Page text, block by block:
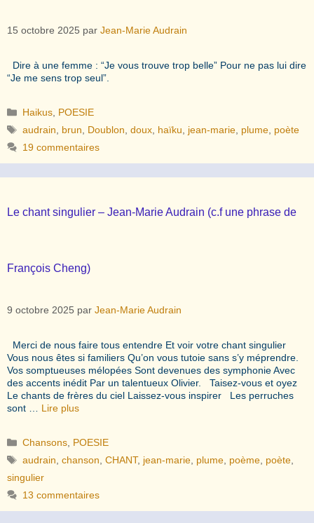
15 octobre 2025 par Jean-Marie Audrain
Dire à une femme : “Je vous trouve trop belle” Pour ne pas lui dire
“Je me sens trop seul”.
Catégories
Haikus POESIE
Étiquettes
audrain brun Doublon ,doux haïku jean-marie plume poète
19 commentaires
Le chant singulier – Jean-Marie Audrain (c.f une phrase de
François Cheng)
9 octobre 2025 par Jean-Marie Audrain
Merci de nous faire tous entendre Et voir votre chant singulier
Vous nous êtes si familiers Qu’on vous tutoie sans s’y méprendre.
Vos somptueuses mélopées Sont devenues des symphonie Avec
des accents inédit Par un talentueux Olivier. Taisez-vous et oyez
Le chants de frères du ciel Laissez-vous inspirer Les perruches
sont … Lire plus
Catégories
Chansons POESIE
Étiquettes
audrain ,chanson ,CHANT, jean-marie plume poème poète
singulier
13 commentaires